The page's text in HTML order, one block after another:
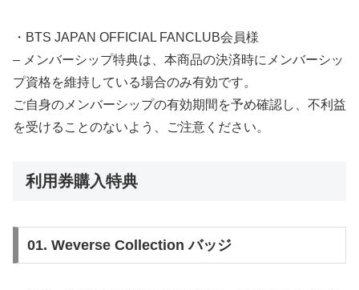
・BTS JAPAN OFFICIAL FANCLUB会員様
– メンバーシップ特典は、本商品の決済時にメンバーシッ
プ資格を維持している場合のみ有効です。
ご自身のメンバーシップの有効期間を予め確認し、不利益
を受けることのないよう、ご注意ください。
利用券購入特典
01. Weverse Collection バッジ